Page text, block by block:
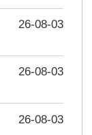
26-08-03
26-08-03
26-08-03